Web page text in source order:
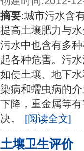
摘要:城市污水含
提高土壤肥力与
污水中也含有多
起各种危害。污
如使土壤、地下
染病和蠕虫病的
下降，重金属等
决。
[阅读全文]
土壤卫生评价